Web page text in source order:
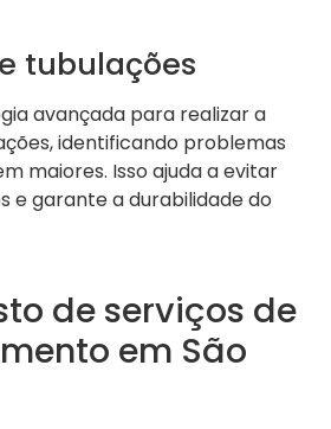
tubulações
avançada para realizar a
identificando problemas
maiores. Isso ajuda a evitar
e garante a durabilidade do
de serviços de
em São